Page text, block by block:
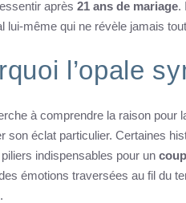
après 21 ans de mariage.
lui-même qui ne révèle jamais
l’opale
à comprendre la raison pour
son éclat particulier. Certaines
indispensables pour un
émotions traversées au fil du